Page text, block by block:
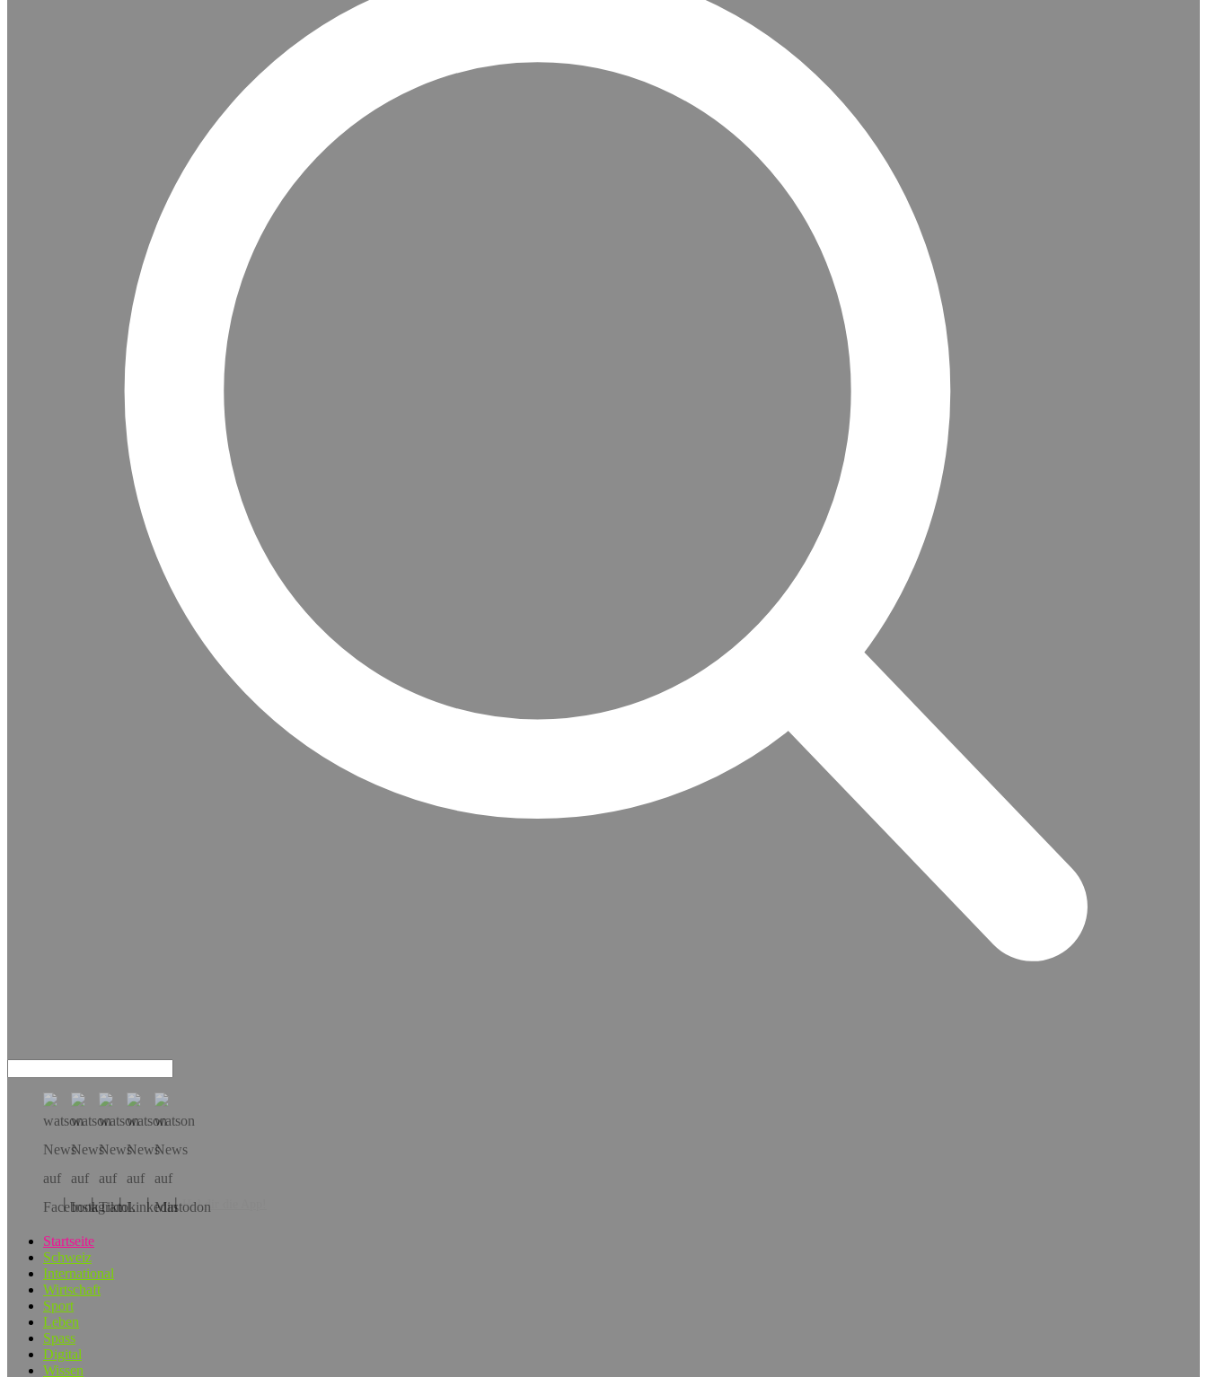
Hol dir die App!
Startseite
Schweiz
International
Wirtschaft
Sport
Leben
Spass
Digital
Wissen